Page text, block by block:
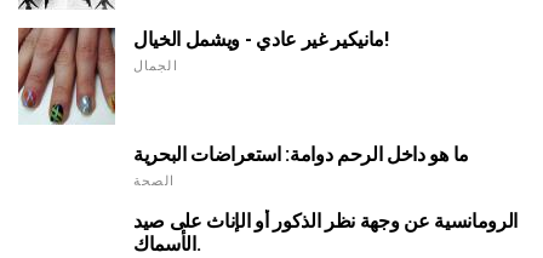
مانيكير غير عادي - ويشمل الخيال!
الجمال
ما هو داخل الرحم دوامة: استعراضات البحرية
الصحة
الرومانسية عن وجهة نظر الذكور أو الإناث على صيد
الأسماك.